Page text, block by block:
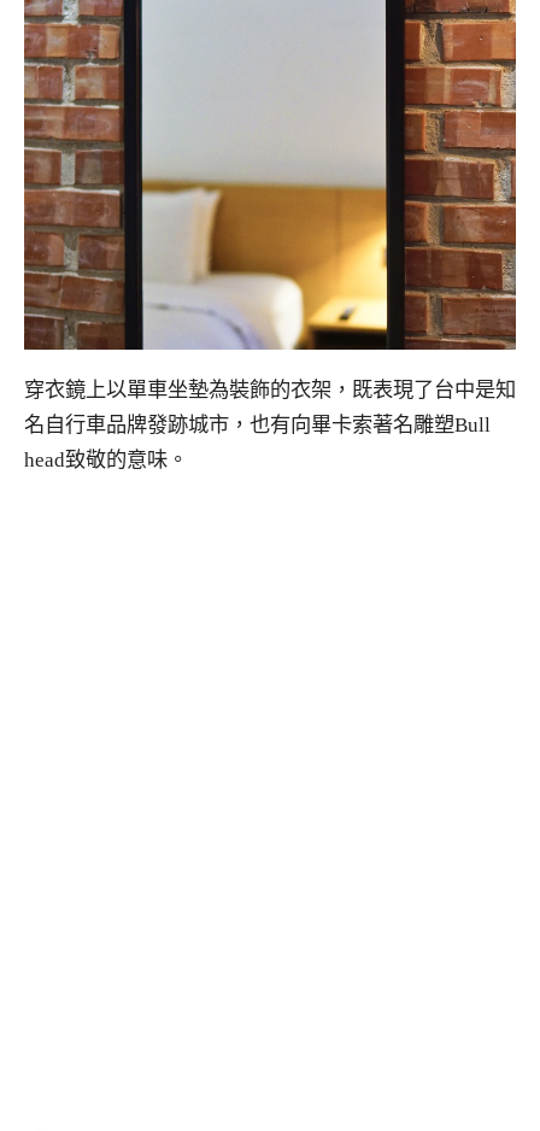
穿衣鏡上以單車坐墊為裝飾的衣架，既表現了台中是知
名自行車品牌發跡城市，也有向畢卡索著名雕塑Bull
head致敬的意味。